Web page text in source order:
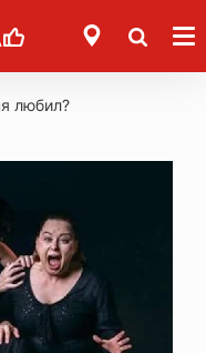
любил?